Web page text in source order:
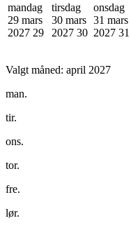
mandag
29 mars
2027 29
tirsdag
30 mars
2027 30
onsdag
31 mars
2027 31
Valgt måned: april 2027
man.
tir.
ons.
tor.
fre.
lør.